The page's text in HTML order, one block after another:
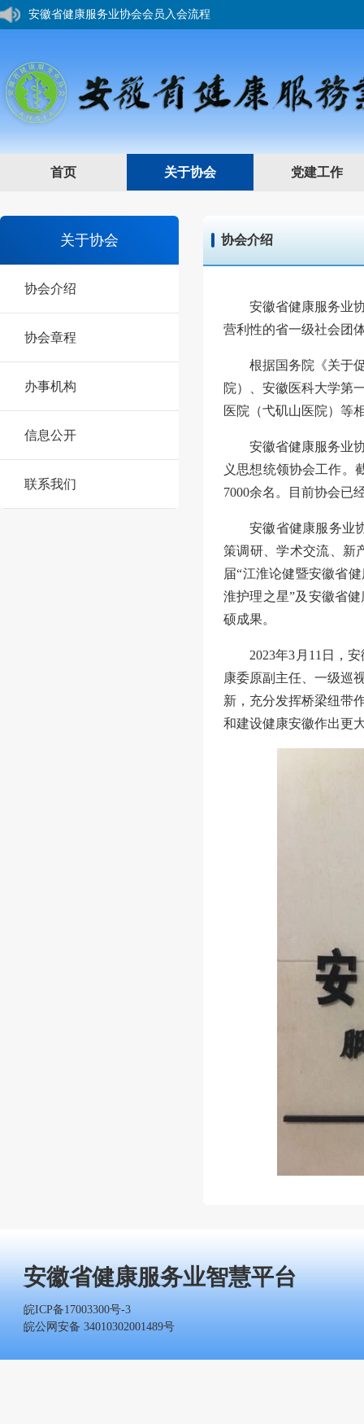
安徽省健康服务业协会会员入会流程
首页 关于协会 党建工作
关于协会
协会介绍
协会章程
办事机构
信息公开
联系我们
协会介绍
安徽省健康服务业
营利性的省一级社会团
根据国务院《关于
院）、安徽医科大学第
医院（弋矶山医院）等
安徽省健康服务业
义思想统领协会工作。
7000余名。
目前协会已
安徽省健康服务业
策调研、学术交流、新
届“江淮论健暨安徽省
淮护理之星”及安徽省
硕成果。
2023年3月11日，
康委原副主任、一级巡
新，充分发挥桥梁纽带
和建设健康安徽作出更
安徽省健康服务业智慧平台
皖ICP备17003300号-3
皖公网安备 34010302001489号